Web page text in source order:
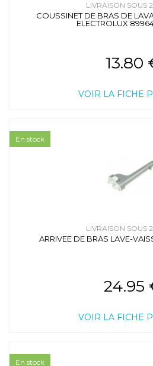
LIVRAISON SOUS
COUSSINET DE BRAS DE
ELECTROLUX
13.80
VOIR LA FICHE
LIVRAISON SOUS
ARRIVEE DE BRAS LAVE-
24.95
VOIR LA FICHE
En stock
En stock